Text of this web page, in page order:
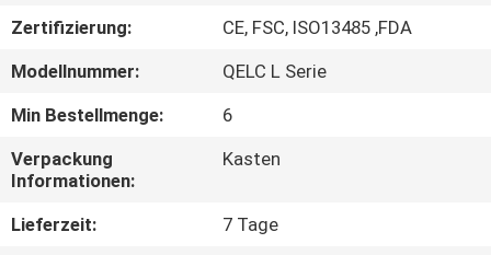
ÜBER
UNS
FABRIK-
AUSFLUG
QUALITÄTSKONTROLLE
Zertifizierung:
CE, FSC, ISO13485 ,FDA
Modellnummer:
QELC L Serie
Min Bestellmenge:
6
Verpackung
Informationen:
Kasten
Lieferzeit:
7 Tage